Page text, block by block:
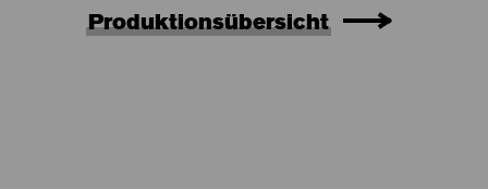
Produktionsübersicht